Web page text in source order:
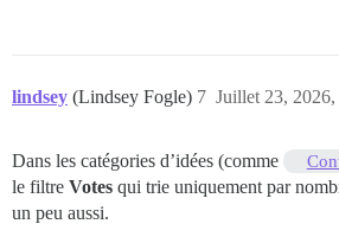
lindsey (Lindsey Fogle) Juillet 23,
7
Dans les catégories d’idées (comme
le filtre Votes qui trie uniquement par
un peu aussi.